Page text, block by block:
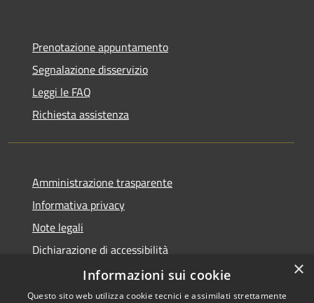
Prenotazione appuntamento
Segnalazione disservizio
Leggi le FAQ
Richiesta assistenza
Amministrazione trasparente
Informativa privacy
Note legali
Dichiarazione di accessibilità
×
Informazioni sui cookie
Questo sito web utilizza cookie tecnici e assimilati strettamente